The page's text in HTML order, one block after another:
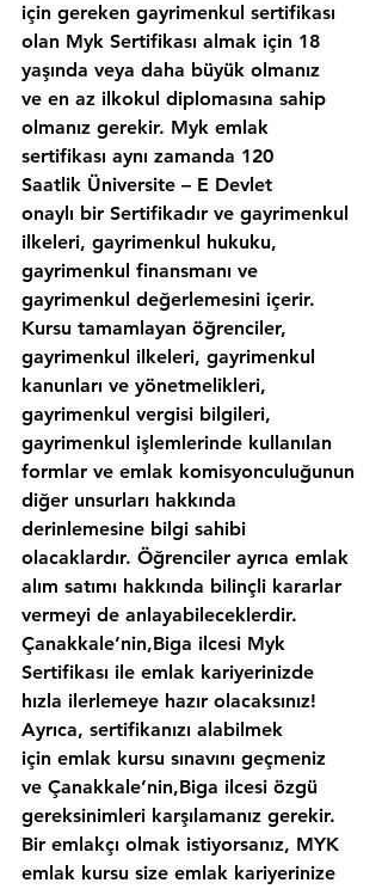
için gereken gayrimenkul sertifikası
olan Myk Sertifikası almak için 18
yaşında veya daha büyük olmanız
ve en az ilkokul diplomasına sahip
olmanız gerekir. Myk emlak
sertifikası aynı zamanda 120
Saatlik Üniversite – E Devlet
onaylı bir Sertifikadır ve gayrimenkul
ilkeleri, gayrimenkul hukuku,
gayrimenkul finansmanı ve
gayrimenkul değerlemesini içerir.
Kursu tamamlayan öğrenciler,
gayrimenkul ilkeleri, gayrimenkul
kanunları ve yönetmelikleri,
gayrimenkul vergisi bilgileri,
gayrimenkul işlemlerinde kullanılan
formlar ve emlak komisyonculuğunun
diğer unsurları hakkında
derinlemesine bilgi sahibi
olacaklardır. Öğrenciler ayrıca emlak
alım satımı hakkında bilinçli kararlar
vermeyi de anlayabileceklerdir.
Çanakkale’nin,Biga ilcesi Myk
Sertifikası ile emlak kariyerinizde
hızla ilerlemeye hazır olacaksınız!
Ayrıca, sertifikanızı alabilmek
için emlak kursu sınavını geçmeniz
ve Çanakkale’nin,Biga ilcesi özgü
gereksinimleri karşılamanız gerekir.
Bir emlakçı olmak istiyorsanız, MYK
emlak kursu size emlak kariyerinize